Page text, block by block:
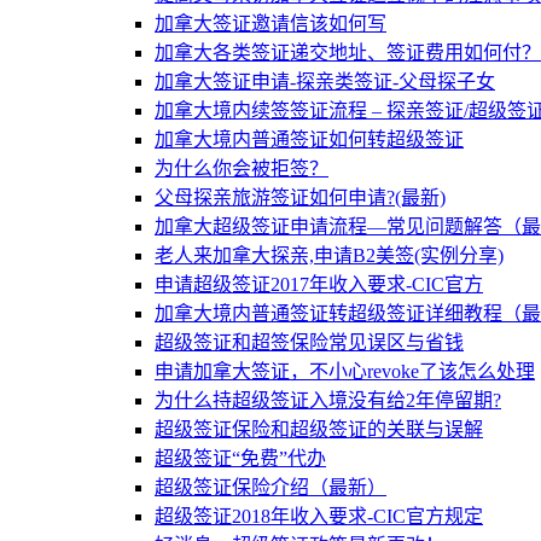
加拿大签证邀请信该如何写
加拿大各类签证递交地址、签证费用如何付？
加拿大签证申请-探亲类签证-父母探子女
加拿大境内续签签证流程 – 探亲签证/超级签
加拿大境内普通签证如何转超级签证
为什么你会被拒签？
父母探亲旅游签证如何申请?(最新)
加拿大超级签证申请流程—常见问题解答（最
老人来加拿大探亲,申请B2美签(实例分享)
申请超级签证2017年收入要求-CIC官方
加拿大境内普通签证转超级签证详细教程（最
超级签证和超签保险常见误区与省钱
申请加拿大签证，不小心revoke了该怎么处理
为什么持超级签证入境没有给2年停留期?
超级签证保险和超级签证的关联与误解
超级签证“免费”代办
超级签证保险介绍（最新）
超级签证2018年收入要求-CIC官方规定